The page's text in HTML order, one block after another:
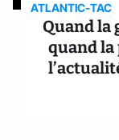
ATLANTIC-TAC
Quand
quand la